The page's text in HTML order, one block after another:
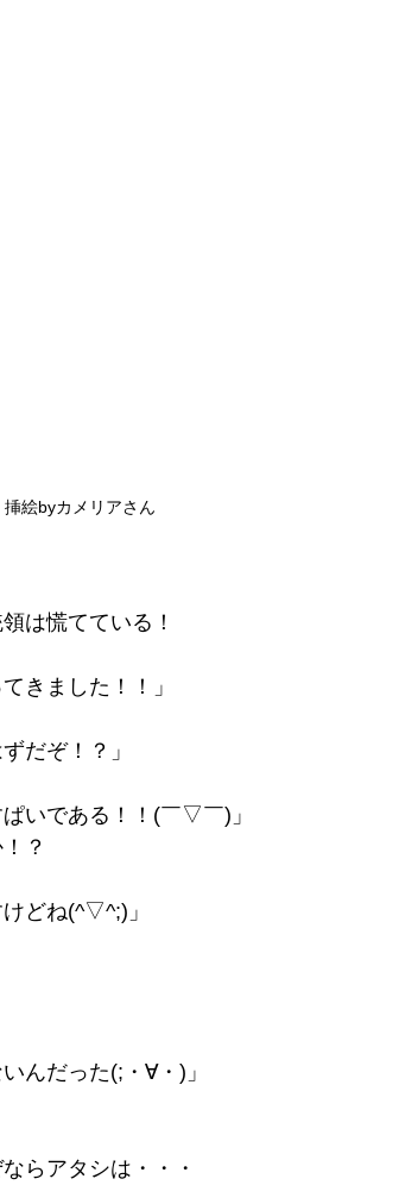
挿絵byカメリアさん
は慌てている！
きました！！」
だぞ！？」
いである！！(￣▽￣)」
？
どね(^▽^;)」
んだった(;・∀・)」
らアタシは・・・